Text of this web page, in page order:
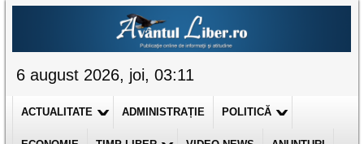
6 august 2026, joi, 03:11
ACTUALITATE ADMINISTRAȚIE POLITICĂ